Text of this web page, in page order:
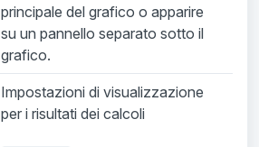
principale del grafico o apparire
su un pannello separato sotto il
grafico.
Impostazioni di visualizzazione
per i risultati dei calcoli